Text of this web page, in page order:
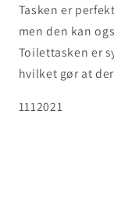
Tasken er
men den kan
Toilettasken er
hvilket gør at
SKU:
1112021